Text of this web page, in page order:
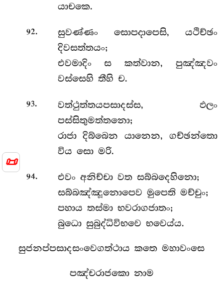
📜
යාචකෙ.
92.
සුවණ්ණං සොපදාපෙසි, යථිච්ඡං
දිවසත්තයං;
එවමාදිං ස කත්වාන, පුඤ්ඤවං
වස්සෙහි තීහි ච.
93.
වත්ථුත්තයපසාදස්ස, ඵලං
පස්සිතුමත්තනො;
රාජා දිබ්බෙන යානෙන, ගච්ඡන්තො
විය සො මරි.
94.
එවං අනිච්චා වත සබ්බදෙහිනො;
සබ්බඤ්ඤූනොපෙව මුපෙති මච්චුං;
පහාය තස්මා භවරාගජාතං;
බුධො සුබුද්ධිවිභවෙ භවෙය්ය.
සුජනප්පසාදසංවෙගත්ථාය කතෙ මහාවංසෙ
පඤ්චරාජකො නාම